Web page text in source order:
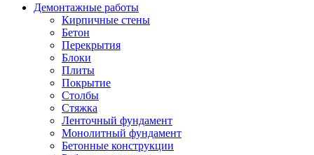
Демонтажные работы
Кирпичные стены
Бетон
Перекрытия
Блоки
Плиты
Покрытие
Столбы
Стяжка
Ленточный фундамент
Монолитный фундамент
Бетонные конструкции